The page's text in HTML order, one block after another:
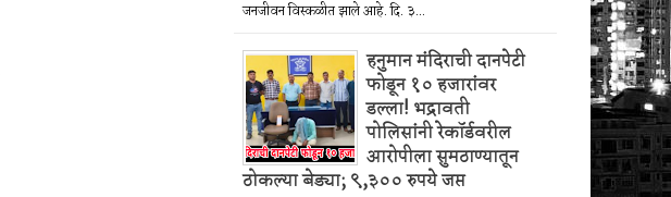
जनजीवन विस्कळीत झाले आहे. दि. ३...
हनुमान मंदिराची दानपेटी
फोडून १० हजारांवर
डल्ला! भद्रावती
पोलिसांनी रेकॉर्डवरील
आरोपीला सुमठाण्यातून
ठोकल्या बेड्या; ९,३०० रुपये जप्त